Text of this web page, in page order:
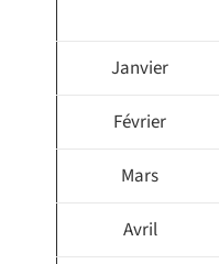
Janvier
Février
Mars
Avril